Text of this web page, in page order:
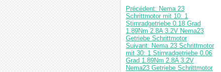
Précédent: Nema 23
Schrittmotor mit 10: 1
Stirnradgetriebe 0.18 Grad
1.89Nm 2.8A 3.2V Nema23
Getriebe Schrittmotor
Suivant: Nema 23 Schrittmotor
mit 30: 1 Stirnradgetriebe 0.06
Grad 1.89Nm 2.8A 3.2V
Nema23 Getriebe Schrittmotor